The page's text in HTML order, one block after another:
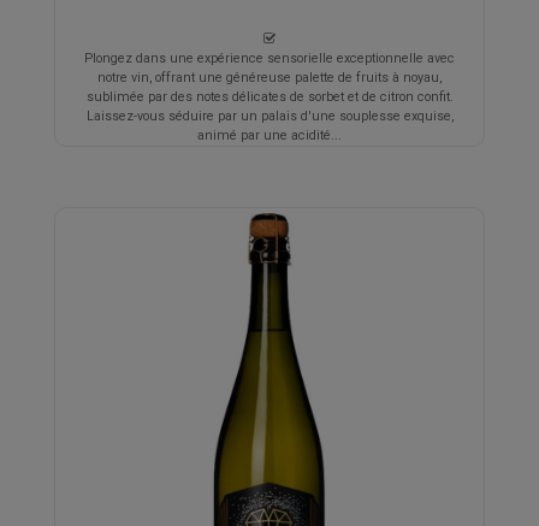
Plongez dans une expérience sensorielle exceptionnelle avec
notre vin, offrant une généreuse palette de fruits à noyau,
sublimée par des notes délicates de sorbet et de citron confit.
Laissez-vous séduire par un palais d'une souplesse exquise,
animé par une acidité...